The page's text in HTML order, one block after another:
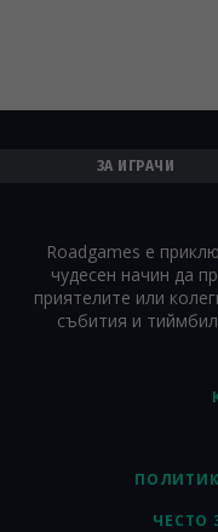
ЗА ИГРАЧИ
ЧЕСТО
Roadgames е
чудесен начин да
приятелите или
събития и